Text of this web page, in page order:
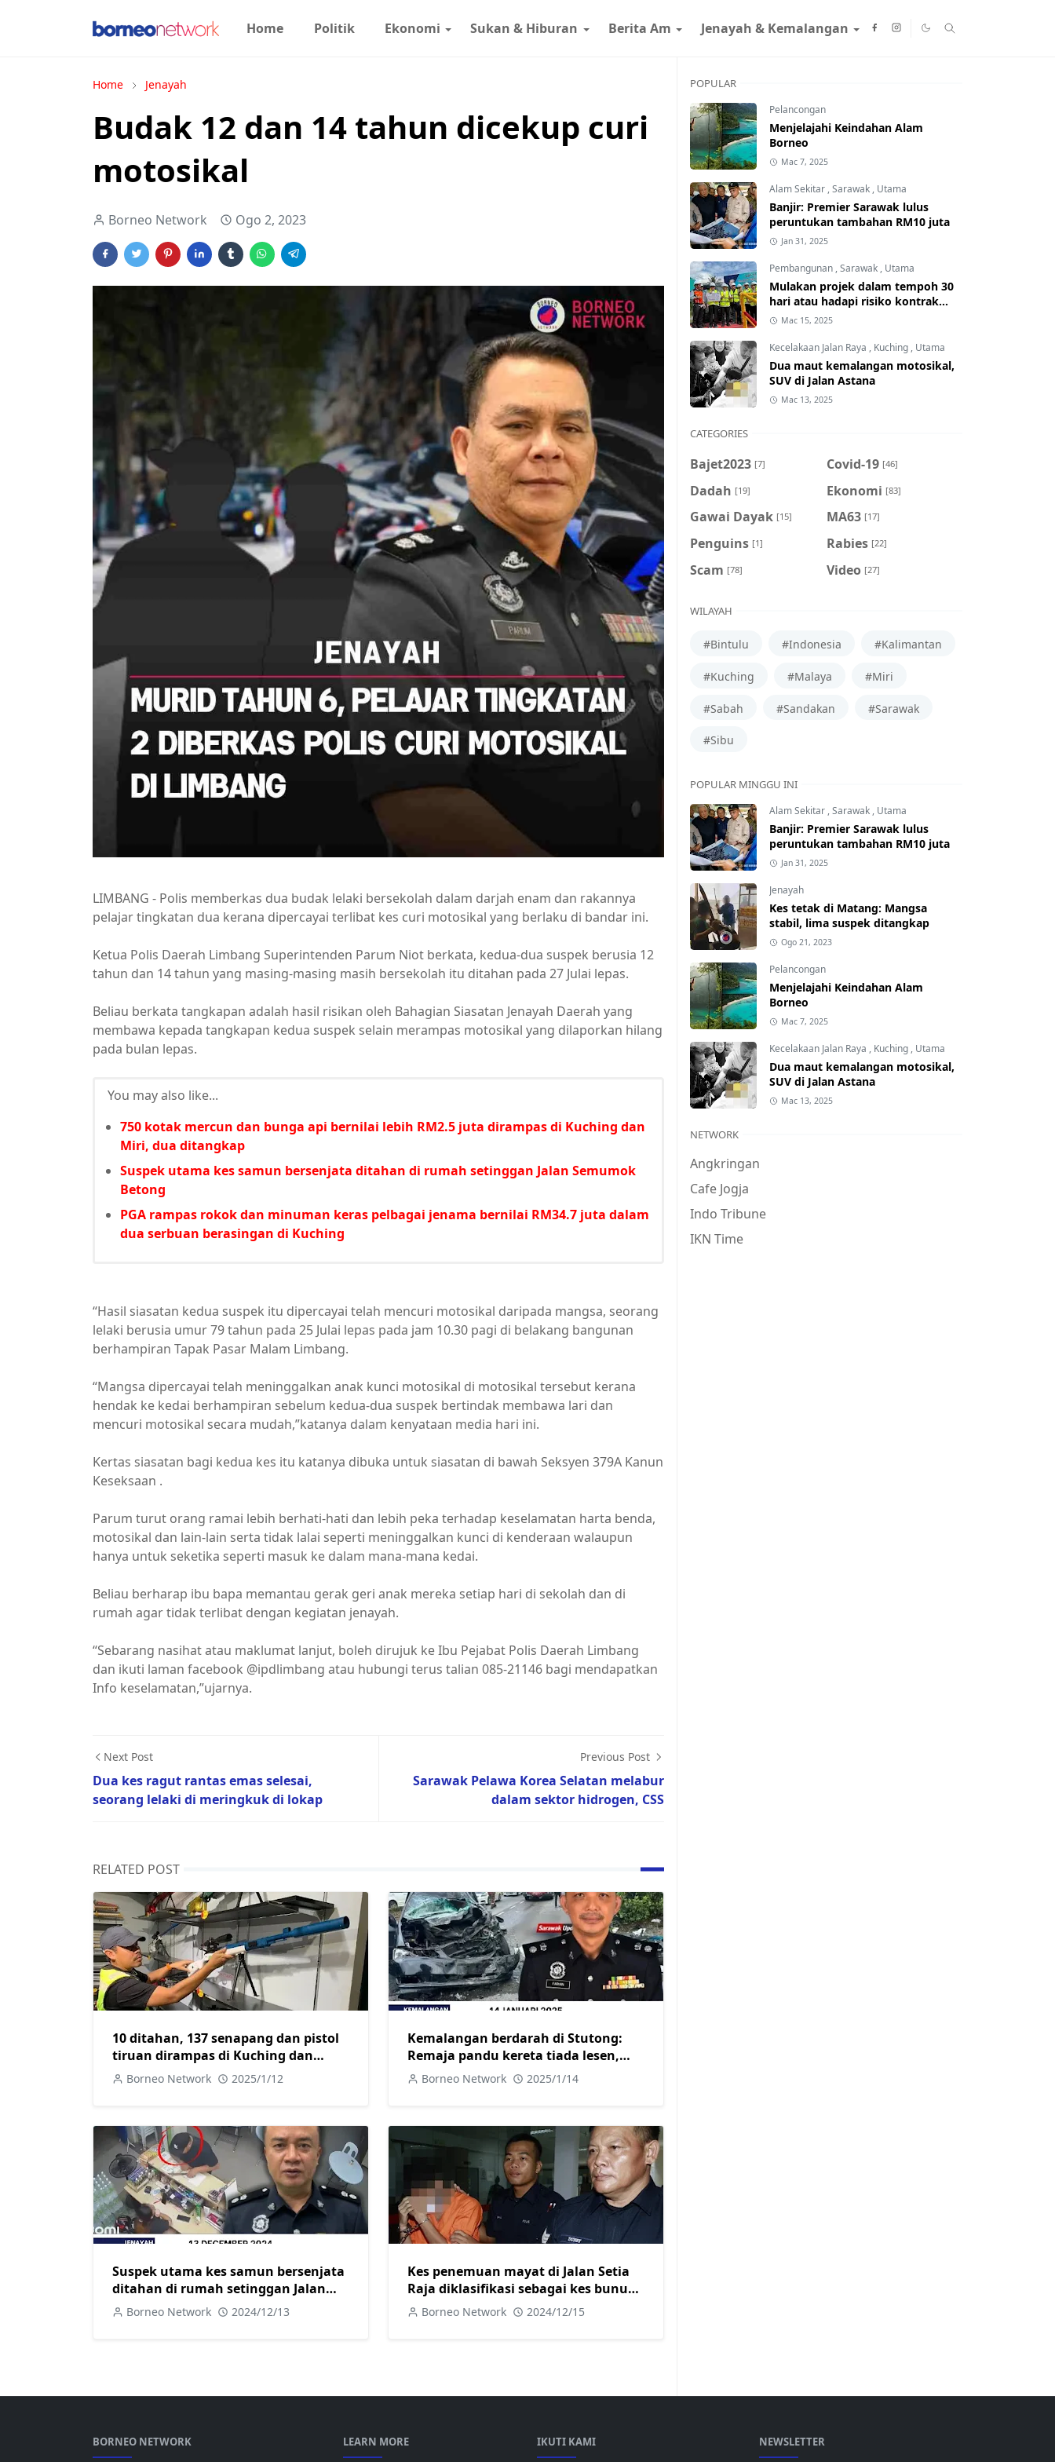
Home Politik Ekonomi Sukan & Hiburan Berita Am Jenayah & Kemalangan
Home Jenayah
Budak 12 dan 14 tahun dicekup curi
motosikal
Borneo Network Ogo 2, 2023
LIMBANG - Polis memberkas dua budak lelaki bersekolah dalam darjah enam dan rakannya
pelajar tingkatan dua kerana dipercayai terlibat kes curi motosikal yang berlaku di bandar ini.
Ketua Polis Daerah Limbang Superintenden Parum Niot berkata, kedua-dua suspek berusia 12
tahun dan 14 tahun yang masing-masing masih bersekolah itu ditahan pada 27 Julai lepas.
Beliau berkata tangkapan adalah hasil risikan oleh Bahagian Siasatan Jenayah Daerah yang
membawa kepada tangkapan kedua suspek selain merampas motosikal yang dilaporkan hilang
pada bulan lepas.
You may also like...
750 kotak mercun dan bunga api bernilai lebih RM2.5 juta dirampas di Kuching dan
Miri, dua ditangkap
Suspek utama kes samun bersenjata ditahan di rumah setinggan Jalan Semumok
Betong
PGA rampas rokok dan minuman keras pelbagai jenama bernilai RM34.7 juta dalam
dua serbuan berasingan di Kuching
“Hasil siasatan kedua suspek itu dipercayai telah mencuri motosikal daripada mangsa, seorang
lelaki berusia umur 79 tahun pada 25 Julai lepas pada jam 10.30 pagi di belakang bangunan
berhampiran Tapak Pasar Malam Limbang.
“Mangsa dipercayai telah meninggalkan anak kunci motosikal di motosikal tersebut kerana
hendak ke kedai berhampiran sebelum kedua-dua suspek bertindak membawa lari dan
mencuri motosikal secara mudah,”katanya dalam kenyataan media hari ini.
Kertas siasatan bagi kedua kes itu katanya dibuka untuk siasatan di bawah Seksyen 379A Kanun
Keseksaan .
Parum turut orang ramai lebih berhati-hati dan lebih peka terhadap keselamatan harta benda,
motosikal dan lain-lain serta tidak lalai seperti meninggalkan kunci di kenderaan walaupun
hanya untuk seketika seperti masuk ke dalam mana-mana kedai.
Beliau berharap ibu bapa memantau gerak geri anak mereka setiap hari di sekolah dan di
rumah agar tidak terlibat dengan kegiatan jenayah.
“Sebarang nasihat atau maklumat lanjut, boleh dirujuk ke Ibu Pejabat Polis Daerah Limbang
dan ikuti laman facebook @ipdlimbang atau hubungi terus talian 085-21146 bagi mendapatkan
Info keselamatan,”ujarnya.
Next Post
Dua kes ragut rantas emas selesai,
seorang lelaki di meringkuk di lokap
Previous Post
Sarawak Pelawa Korea Selatan melabur
dalam sektor hidrogen, CSS
RELATED POST
10 ditahan, 137 senapang dan pistol
tiruan dirampas di Kuching dan
Samarahan
Borneo Network 2025/1/12
Kemalangan berdarah di Stutong:
Remaja pandu kereta tiada lesen,
akan ditahan selepas dirawat
Borneo Network 2025/1/14
Suspek utama kes samun bersenjata
ditahan di rumah setinggan Jalan
Semumok Betong
Borneo Network 2024/12/13
Kes penemuan mayat di Jalan Setia
Raja diklasifikasi sebagai kes bunuh:
KPD Kuching
Borneo Network 2024/12/15
POPULAR
Pelancongan
Menjelajahi Keindahan Alam
Borneo
Mac 7, 2025
Alam Sekitar ,Sarawak , Utama
Banjir: Premier Sarawak lulus
peruntukan tambahan RM10 juta
Jan 31, 2025
Pembangunan ,Sarawak , Utama
Mulakan projek dalam tempoh 30
hari atau hadapi risiko kontrak
ditamatkan
Mac 15, 2025
Kecelakaan Jalan Raya , Kuching , Utama
Dua maut kemalangan motosikal,
SUV di Jalan Astana
Mac 13, 2025
CATEGORIES
Bajet2023 [7] Covid-19 [46]
Dadah [19] Ekonomi [83]
Gawai Dayak [15] MA63 [17]
Penguins [1] Rabies [22]
Scam [78] Video [27]
WILAYAH
#Bintulu #Indonesia #Kalimantan
#Kuching #Malaya #Miri
#Sabah #Sandakan #Sarawak
#Sibu
POPULAR MINGGU INI
Alam Sekitar ,Sarawak , Utama
Banjir: Premier Sarawak lulus
peruntukan tambahan RM10 juta
Jan 31, 2025
Jenayah
Kes tetak di Matang: Mangsa
stabil, lima suspek ditangkap
Ogo 21, 2023
Pelancongan
Menjelajahi Keindahan Alam
Borneo
Mac 7, 2025
Kecelakaan Jalan Raya , Kuching , Utama
Dua maut kemalangan motosikal,
SUV di Jalan Astana
Mac 13, 2025
NETWORK
Angkringan
Cafe Jogja
Indo Tribune
IKN Time
BORNEO NETWORK LEARN MORE IKUTI KAMI NEWSLETTER